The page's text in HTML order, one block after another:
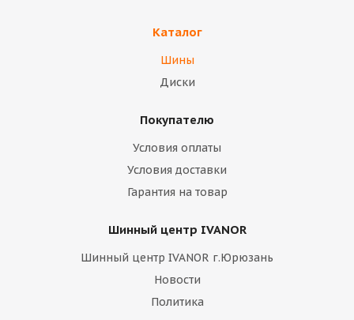
Каталог
Шины
Диски
Покупателю
Условия оплаты
Условия доставки
Гарантия на товар
Шинный центр IVANOR
Шинный центр IVANOR г.Юрюзань
Новости
Политика